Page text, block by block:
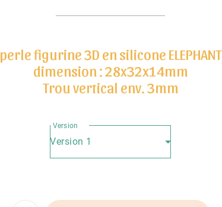
perle figurine 3D en silicone ELEPHANT
dimension : 28x32x14mm
Trou vertical env. 3mm
Version
Version 1